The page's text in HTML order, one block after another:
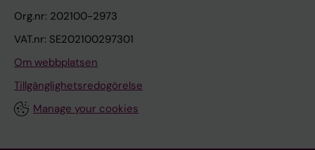
Org.nr: 202100-2973
VAT.nr: SE202100297301
Om webbplatsen
Tillgänglighetsredogörelse
Manage your cookies